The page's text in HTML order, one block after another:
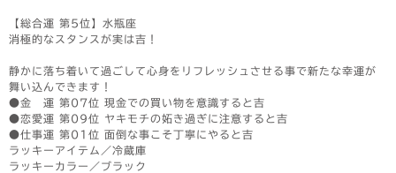
【総合運 第5位】水瓶座
消極的なスタンスが実は吉！
静かに落ち着いて過ごして心身をリフレッシュさせる事で新たな幸運が
舞い込んできます！
●金 運 第07位 現金での買い物を意識すると吉
●恋愛運 第09位 ヤキモチの妬き過ぎに注意すると吉
●仕事運 第01位 面倒な事こそ丁寧にやると吉
ラッキーアイテム／冷蔵庫
ラッキーカラー／ブラック